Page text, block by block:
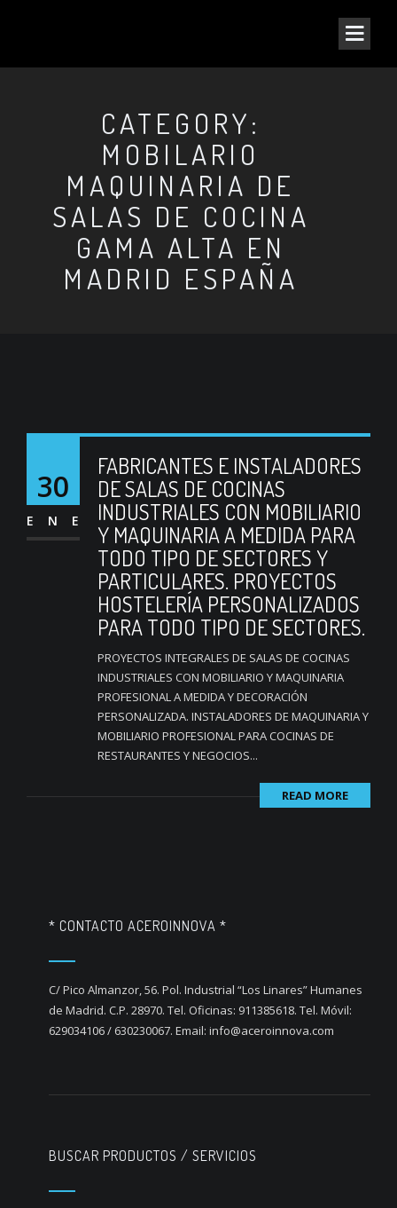
CATEGORY:
MOBILARIO
MAQUINARIA DE
SALAS DE COCINA
GAMA ALTA EN
MADRID ESPAÑA
30
ENE
FABRICANTES E INSTALADORES
DE SALAS DE COCINAS
INDUSTRIALES CON MOBILIARIO
Y MAQUINARIA A MEDIDA PARA
TODO TIPO DE SECTORES Y
PARTICULARES. PROYECTOS
HOSTELERÍA PERSONALIZADOS
PARA TODO TIPO DE SECTORES.
PROYECTOS INTEGRALES DE SALAS DE COCINAS
INDUSTRIALES CON MOBILIARIO Y MAQUINARIA
PROFESIONAL A MEDIDA Y DECORACIÓN
PERSONALIZADA. INSTALADORES DE MAQUINARIA Y
MOBILIARIO PROFESIONAL PARA COCINAS DE
RESTAURANTES Y NEGOCIOS...
READ MORE
* CONTACTO ACEROINNOVA *
C/ Pico Almanzor, 56. Pol. Industrial “Los Linares” Humanes
de Madrid. C.P. 28970. Tel. Oficinas: 911385618. Tel. Móvil:
629034106 / 630230067. Email: info@aceroinnova.com
BUSCAR PRODUCTOS / SERVICIOS